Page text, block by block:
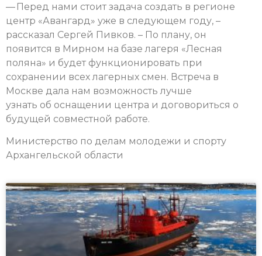
— Перед нами стоит задача создать в регионе
центр «Авангард» уже в следующем году, –
рассказал Сергей Пивков. – По плану, он
появится в Мирном на базе лагеря «Лесная
поляна» и будет функционировать при
сохранении всех лагерных смен. Встреча в
Москве дала нам возможность лучше
узнать об оснащении центра и договориться о
будущей совместной работе.
Министерство по делам молодежи и спорту
Архангельской области